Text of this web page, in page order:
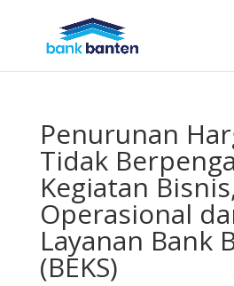
Penurunan
Tidak
Kegiatan
Operasional
Layanan Bank
(BEKS)